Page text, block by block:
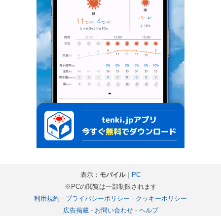
表示： モバイル｜ PC
※PCの閲覧は一部制限されます
利用規約 - プライバシーポリシー - クッキーポリシー
広告掲載- お問い合わせ- ヘルプ